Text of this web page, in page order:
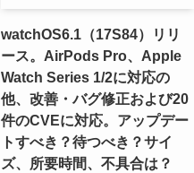
watchOS6.1（17S84）リリ
ース。AirPods Pro、Apple
Watch Series 1/2に対応の
他、改善・バグ修正および20
件のCVEに対応。アップデー
トすべき？待つべき？サイ
ズ、所要時間、不具合は？